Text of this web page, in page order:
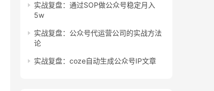
实战复盘：通过SOP做公众号稳定月入
5w
实战复盘：公众号代运营公司的实战方法
论
实战复盘：coze自动生成公众号IP文章